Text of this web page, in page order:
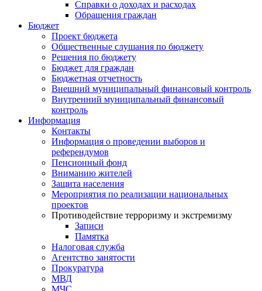
Справки о доходах и расходах
Обращения граждан
Бюджет
Проект бюджета
Общественные слушания по бюджету
Решения по бюджету
Бюджет для граждан
Бюджетная отчетность
Внешний муниципальный финансовый контроль
Внутренний муниципальный финансовый
контроль
Информация
Контакты
Информация о проведении выборов и
референдумов
Пенсионный фонд
Вниманию жителей
Защита населения
Мероприятия по реализации национальных
проектов
Противодействие терроризму и экстремизму
Записи
Памятка
Налоговая служба
Агентство занятости
Прокуратура
МВД
МЧС